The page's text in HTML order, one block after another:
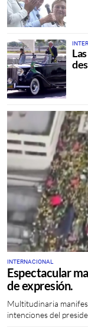
INTERNACIONAL
Espectacular
de expresión.
Multitudinaria
intenciones del